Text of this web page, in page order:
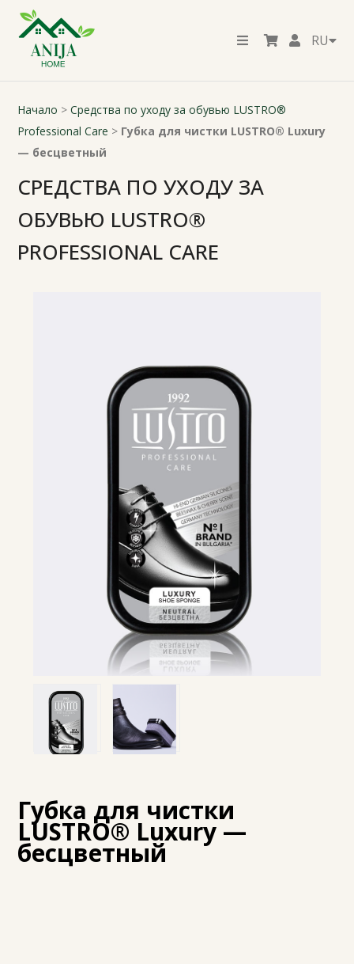
RU
Начало >Средства по уходу за обувью LUSTRO®
Professional Care > Губка для чистки LUSTRO® Luxury
— бесцветный
СРЕДСТВА ПО УХОДУ ЗА
ОБУВЬЮ LUSTRO®
PROFESSIONAL CARE
Губка для чистки
LUSTRO® Luxury —
бесцветный